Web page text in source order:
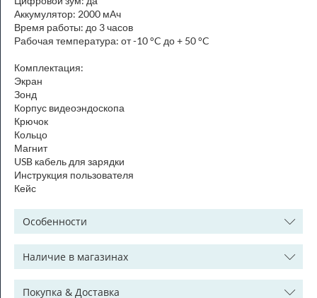
Аккумулятор: 2000 мАч
Время работы: до 3 часов
Рабочая температура: от -10 °C до + 50 °C
Комплектация:
Экран
Зонд
Корпус видеоэндоскопа
Крючок
Кольцо
Магнит
USB кабель для зарядки
Инструкция пользователя
Кейс
Особенности
Наличие в магазинах
Покупка & Доставка